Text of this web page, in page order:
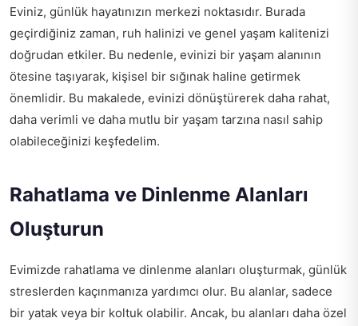
Eviniz, günlük hayatınızın merkezi noktasıdır. Burada
geçirdiğiniz zaman, ruh halinizi ve genel yaşam kalitenizi
doğrudan etkiler. Bu nedenle, evinizi bir yaşam alanının
ötesine taşıyarak, kişisel bir sığınak haline getirmek
önemlidir. Bu makalede, evinizi dönüştürerek daha rahat,
daha verimli ve daha mutlu bir yaşam tarzına nasıl sahip
olabileceğinizi keşfedelim.
Rahatlama ve Dinlenme Alanları
Oluşturun
Evimizde rahatlama ve dinlenme alanları oluşturmak, günlük
streslerden kaçınmanıza yardımcı olur. Bu alanlar, sadece
bir yatak veya bir koltuk olabilir. Ancak, bu alanları daha özel